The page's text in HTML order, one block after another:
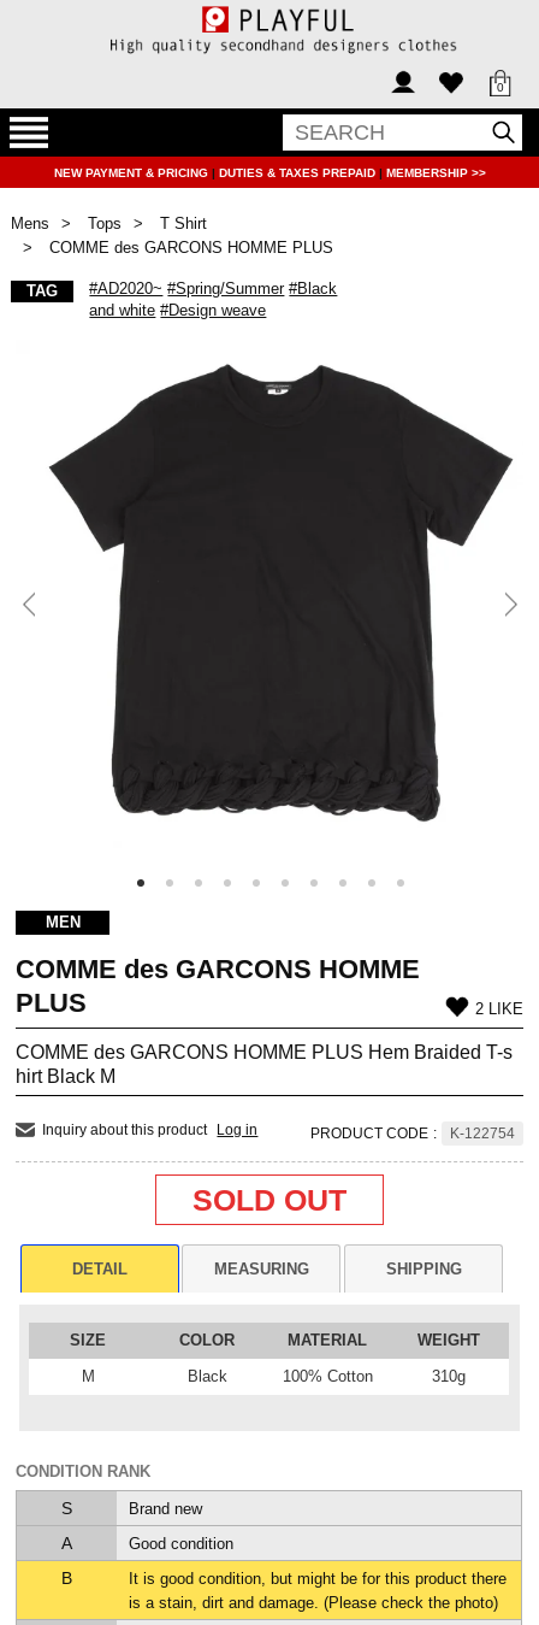
0
NEW PAYMENT & PRICING | DUTIES & TAXES PREPAID | MEMBERSHIP >>
Mens Tops
T Shirt
COMME des GARCONS HOMME PLUS
TAG #AD2020~ #Spring/Summer #Black
and white #Design weave
MEN
COMME des GARCONS HOMME
PLUS
2 LIKE
COMME des GARCONS HOMME PLUS Hem Braided T-s
hirt Black M
Inquiry about this product Log in PRODUCT CODE : K-122754
SOLD OUT
DETAIL MEASURING SHIPPING
SIZE COLOR MATERIAL
WEIGHT
M
Black 100% Cotton 310g
CONDITION RANK
S Brand new
A Good condition
B
It is good condition, but might be for this product there
is a stain, dirt and damage. (Please check the photo)